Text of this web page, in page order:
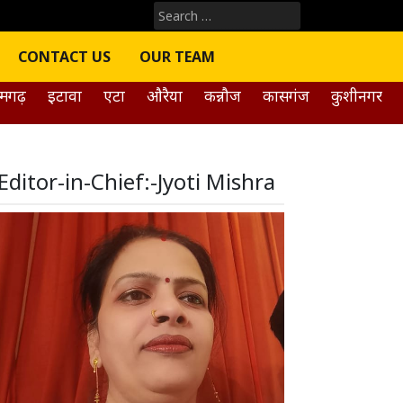
Search
for:
CONTACT US OUR TEAM
इटावा एटा औरैया कन्नौज कासगंज कुशीनगर
Editor-in-Chief:-Jyoti Mishra